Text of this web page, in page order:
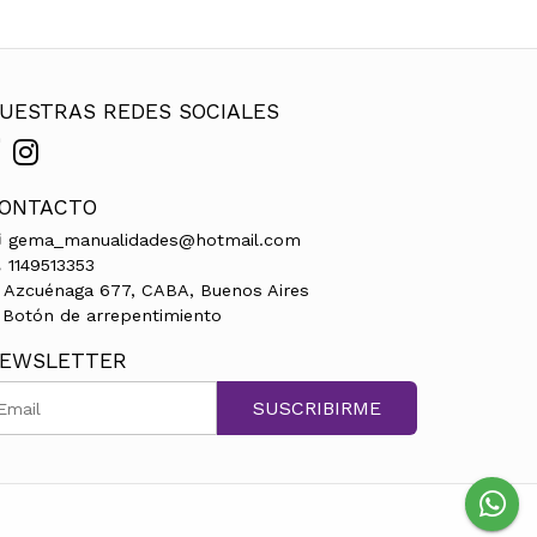
REDES SOCIALES
gema_manualidades@hotmail.com
1149513353
Azcuénaga 677, CABA, Buenos Aires
de arrepentimiento
SUSCRIBIRME